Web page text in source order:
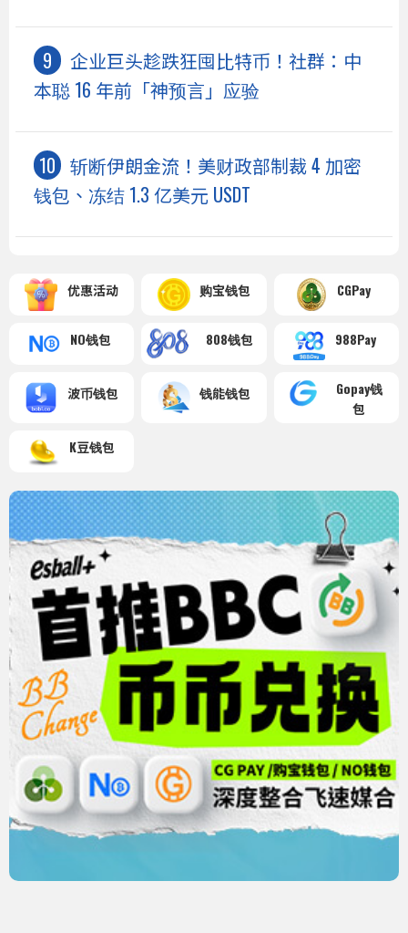
企业巨头趁跌狂囤比特币！社群：中
本聪 16 年前「神预言」应验
斩断伊朗金流！美财政部制裁 4 加密
钱包、冻结 1.3 亿美元 USDT
优惠活动 购宝钱包 CGPay
NO钱包 808钱包 988Pay
波币钱包 钱能钱包
Gopay钱
包
K豆钱包